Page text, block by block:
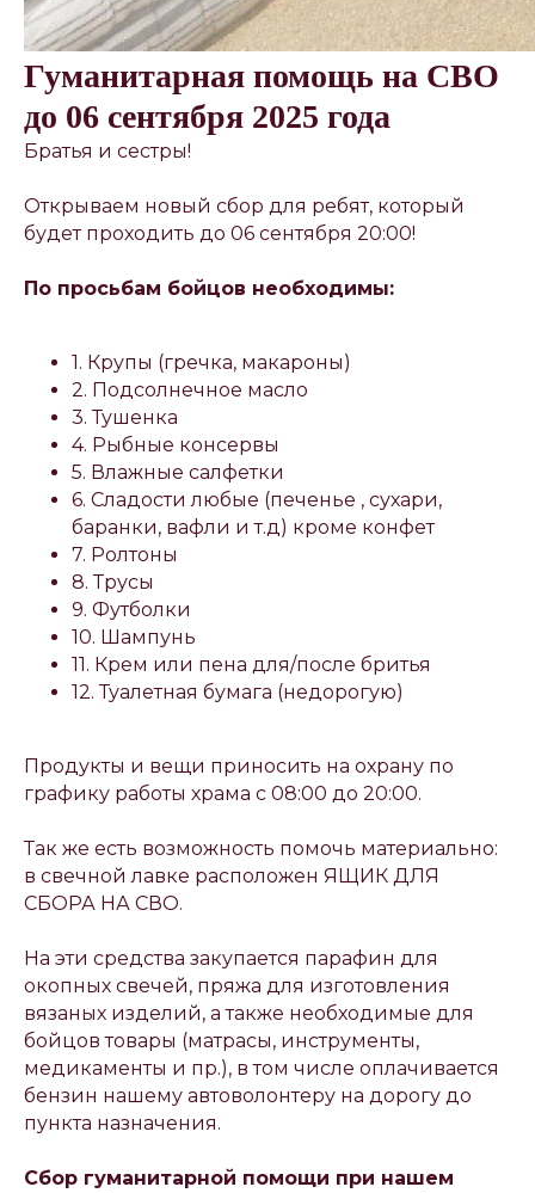
Гуманитарная помощь на СВО
до 06 сентября 2025 года
Братья и сестры!
Открываем новый сбор для ребят, который
будет проходить до 06 сентября 20:00!
По просьбам бойцов необходимы:
1. Крупы (гречка, макароны)
2. Подсолнечное масло
3. Тушенка
4. Рыбные консервы
5. Влажные салфетки
6. Сладости любые (печенье , сухари,
баранки, вафли и т.д) кроме конфет
7. Ролтоны
8. Трусы
9. Футболки
10. Шампунь
11. Крем или пена для/после бритья
12. Туалетная бумага (недорогую)
Продукты и вещи приносить на охрану по
графику работы храма с 08:00 до 20:00.
Так же есть возможность помочь материально:
в свечной лавке расположен ЯЩИК ДЛЯ
СБОРА НА СВО.
На эти средства закупается парафин для
окопных свечей, пряжа для изготовления
вязаных изделий, а также необходимые для
бойцов товары (матрасы, инструменты,
медикаменты и пр.), в том числе оплачивается
бензин нашему автоволонтеру на дорогу до
пункта назначения.
Сбор гуманитарной помощи при нашем